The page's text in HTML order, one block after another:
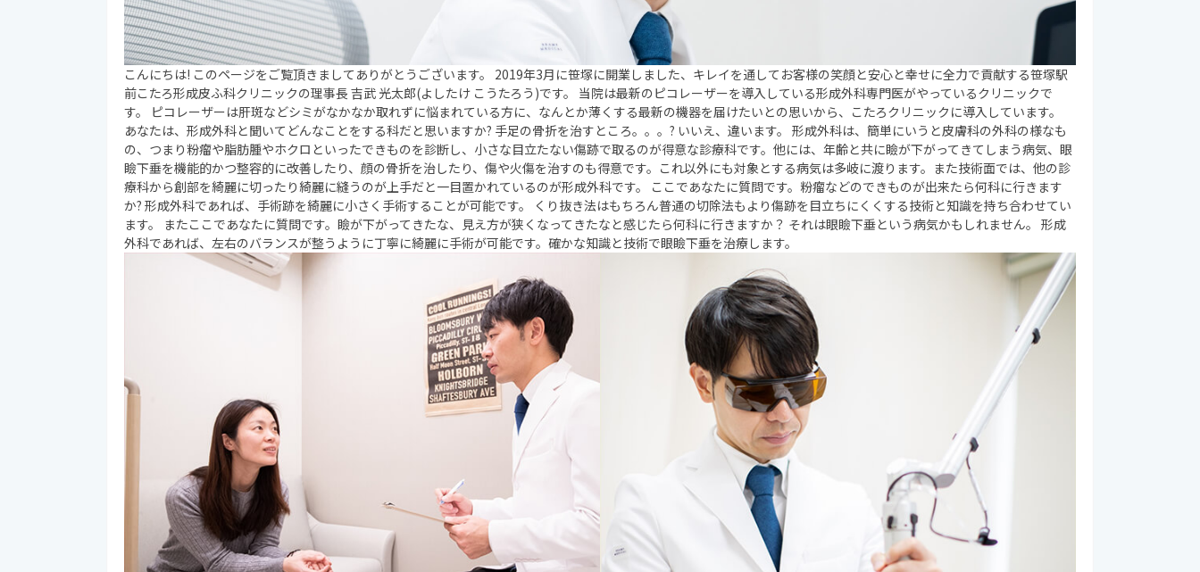
こんにちは! このページをご覧頂きましてありがとうございます。 2019年3月に笹塚に開業しました、キレイを通してお客様の笑顔と安心と幸せに全力で貢献する笹塚駅
前こたろ形成皮ふ科クリニックの理事長 吉武 光太郎(よしたけ こうたろう)です。 当院は最新のピコレーザーを導入している形成外科専門医がやっているクリニックで
す。 ピコレーザーは肝斑などシミがなかなか取れずに悩まれている方に、なんとか薄くする最新の機器を届けたいとの思いから、こたろクリニックに導入しています。
あなたは、形成外科と聞いてどんなことをする科だと思いますか? 手足の骨折を治すところ。。。? いいえ、違います。 形成外科は、簡単にいうと皮膚科の外科の様なも
の、つまり粉瘤や脂肪腫やホクロといったできものを診断し、小さな目立たない傷跡で取るのが得意な診療科です。他には、年齢と共に瞼が下がってきてしまう病気、眼
瞼下垂を機能的かつ整容的に改善したり、顔の骨折を治したり、傷や火傷を治すのも得意です。これ以外にも対象とする病気は多岐に渡ります。また技術面では、他の診
療科から創部を綺麗に切ったり綺麗に縫うのが上手だと一目置かれているのが形成外科です。 ここであなたに質問です。粉瘤などのできものが出来たら何科に行きます
か? 形成外科であれば、手術跡を綺麗に小さく手術することが可能です。 くり抜き法はもちろん普通の切除法もより傷跡を目立ちにくくする技術と知識を持ち合わせてい
ます。 またここであなたに質問です。瞼が下がってきたな、見え方が狭くなってきたなと感じたら何科に行きますか？ それは眼瞼下垂という病気かもしれません。 形成
外科であれば、左右のバランスが整うように丁寧に綺麗に手術が可能です。確かな知識と技術で眼瞼下垂を治療します。